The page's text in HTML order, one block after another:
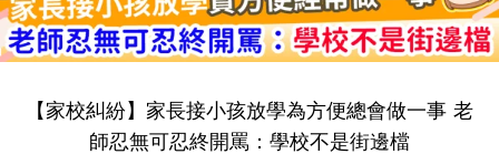
【家校糾紛】家長接小孩放學為方便總會做一事 老
師忍無可忍終開罵：學校不是街邊檔